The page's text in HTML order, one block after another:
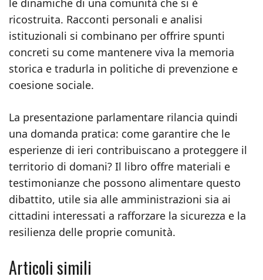
le dinamiche di una comunità che si è
ricostruita. Racconti personali e analisi
istituzionali si combinano per offrire spunti
concreti su come mantenere viva la memoria
storica e tradurla in politiche di prevenzione e
coesione sociale.
La presentazione parlamentare rilancia quindi
una domanda pratica: come garantire che le
esperienze di ieri contribuiscano a proteggere il
territorio di domani? Il libro offre materiali e
testimonianze che possono alimentare questo
dibattito, utile sia alle amministrazioni sia ai
cittadini interessati a rafforzare la sicurezza e la
resilienza delle proprie comunità.
Articoli simili